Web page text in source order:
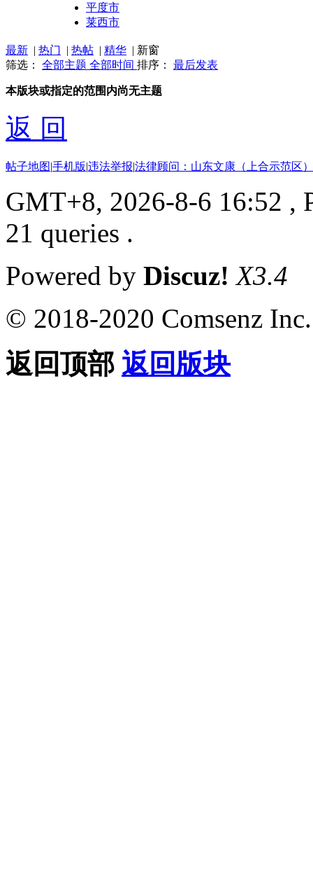
平度市
莱西市
最新 | 热门 | 热帖 | 精华 | 新窗
筛选： 全部主题 全部时间 排序： 最后发表
本版块或指定的范围内尚无主题
返 回
帖子地图|手机版|违法举报|法律顾问：山东文康（上合示范区
GMT+8, 2026-8-6 16:52 ,
21 queries .
Powered by Discuz! X3.4
© 2018-2020 Comsenz Inc.
返回顶部 返回版块